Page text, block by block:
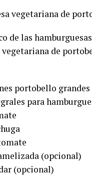
vegetariana de
de las
de
portobello grandes
para
(opcional)
(opcional)